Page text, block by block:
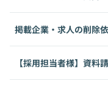
掲載企業・求人の削除
【採用担当者様】資料